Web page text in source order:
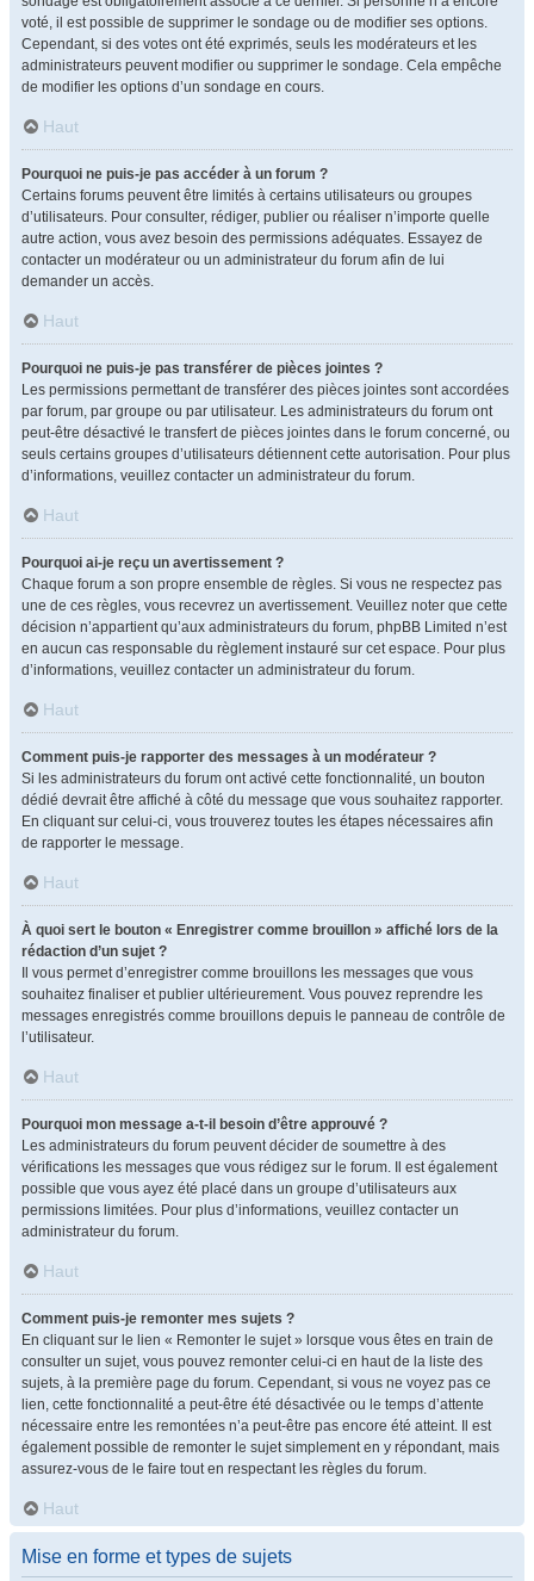
voté, il est possible de supprimer le sondage ou de modifier ses options.
Cependant, si des votes ont été exprimés, seuls les modérateurs et les
administrateurs peuvent modifier ou supprimer le sondage. Cela empêche
de modifier les options d’un sondage en cours.
Haut
Pourquoi ne puis-je pas accéder à un forum ?
Certains forums peuvent être limités à certains utilisateurs ou groupes
d’utilisateurs. Pour consulter, rédiger, publier ou réaliser n’importe quelle
autre action, vous avez besoin des permissions adéquates. Essayez de
contacter un modérateur ou un administrateur du forum afin de lui
demander un accès.
Haut
Pourquoi ne puis-je pas transférer de pièces jointes ?
Les permissions permettant de transférer des pièces jointes sont accordées
par forum, par groupe ou par utilisateur. Les administrateurs du forum ont
peut-être désactivé le transfert de pièces jointes dans le forum concerné, ou
seuls certains groupes d’utilisateurs détiennent cette autorisation. Pour plus
d’informations, veuillez contacter un administrateur du forum.
Haut
Pourquoi ai-je reçu un avertissement ?
Chaque forum a son propre ensemble de règles. Si vous ne respectez pas
une de ces règles, vous recevrez un avertissement. Veuillez noter que cette
décision n’appartient qu’aux administrateurs du forum, phpBB Limited n’est
en aucun cas responsable du règlement instauré sur cet espace. Pour plus
d’informations, veuillez contacter un administrateur du forum.
Haut
Comment puis-je rapporter des messages à un modérateur ?
Si les administrateurs du forum ont activé cette fonctionnalité, un bouton
dédié devrait être affiché à côté du message que vous souhaitez rapporter.
En cliquant sur celui-ci, vous trouverez toutes les étapes nécessaires afin
de rapporter le message.
Haut
À quoi sert le bouton « Enregistrer comme brouillon » affiché lors de la
rédaction d’un sujet ?
Il vous permet d’enregistrer comme brouillons les messages que vous
souhaitez finaliser et publier ultérieurement. Vous pouvez reprendre les
messages enregistrés comme brouillons depuis le panneau de contrôle de
l’utilisateur.
Haut
Pourquoi mon message a-t-il besoin d’être approuvé ?
Les administrateurs du forum peuvent décider de soumettre à des
vérifications les messages que vous rédigez sur le forum. Il est également
possible que vous ayez été placé dans un groupe d’utilisateurs aux
permissions limitées. Pour plus d’informations, veuillez contacter un
administrateur du forum.
Haut
Comment puis-je remonter mes sujets ?
En cliquant sur le lien « Remonter le sujet » lorsque vous êtes en train de
consulter un sujet, vous pouvez remonter celui-ci en haut de la liste des
sujets, à la première page du forum. Cependant, si vous ne voyez pas ce
lien, cette fonctionnalité a peut-être été désactivée ou le temps d’attente
nécessaire entre les remontées n’a peut-être pas encore été atteint. Il est
également possible de remonter le sujet simplement en y répondant, mais
assurez-vous de le faire tout en respectant les règles du forum.
Haut
Mise en forme et types de sujets